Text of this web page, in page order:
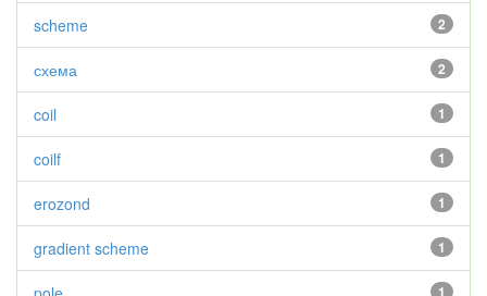
2
scheme
2
схема
1
coil
1
coilf
1
erozond
1
gradient scheme
1